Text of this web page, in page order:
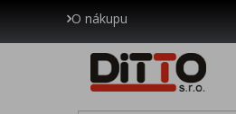
O nákupu